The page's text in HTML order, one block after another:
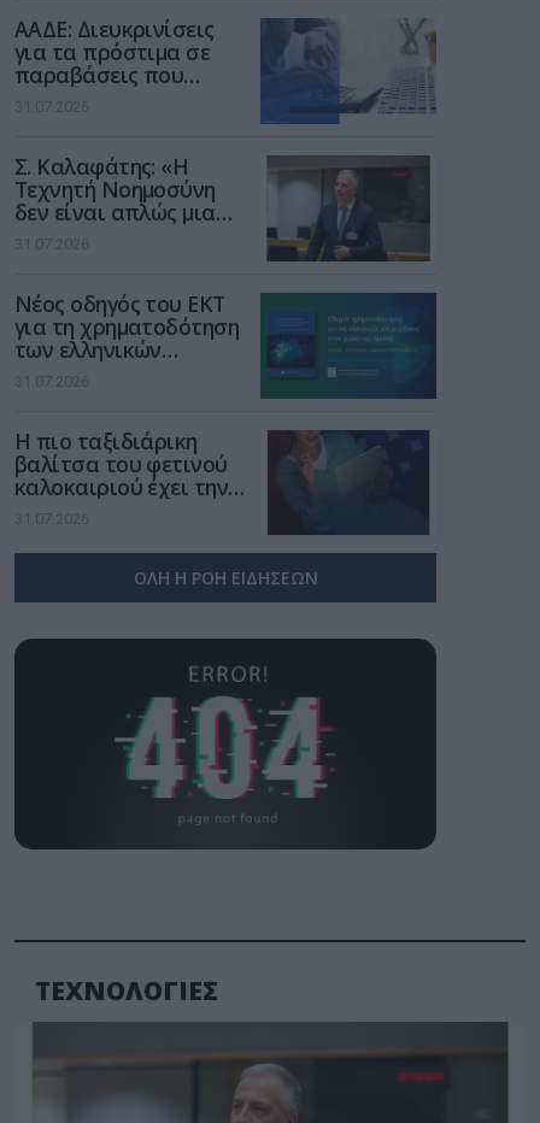
ΑΑΔΕ: Διευκρινίσεις
για τα πρόστιμα σε
παραβάσεις που
αφορούν τους ΦΗΜ
31.07.2026
Σ. Καλαφάτης: «Η
Τεχνητή Νοημοσύνη
δεν είναι απλώς μια
νέα τεχνολογία, είναι
μια νέα βιομηχανική
31.07.2026
Νέος οδηγός του ΕΚΤ
για τη χρηματοδότηση
των ελληνικών
επιχειρήσεων στον
χώρο της άμυνας
31.07.2026
Η πιο ταξιδιάρικη
βαλίτσα του φετινού
καλοκαιριού έχει την
υπογραφή της Xiaomi
31.07.2026
ΟΛΗ Η ΡΟΗ ΕΙΔΗΣΕΩΝ
ΤΕΧΝΟΛΟΓΙΕΣ